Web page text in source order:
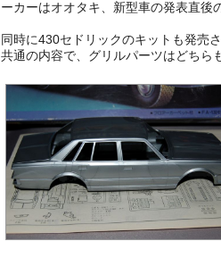
ーカーはオオタキ、新型車の発表直後
同時に430セドリックのキットも発売
共通の内容で、グリルパーツはどちら